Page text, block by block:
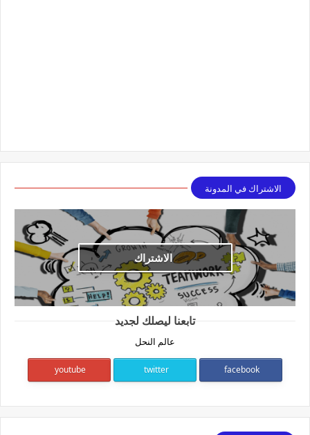
الاشتراك في المدونة
الاشتراك
تابعنا ليصلك لجديد
عالم النحل
facebook
twitter
youtube